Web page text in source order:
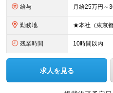
給与
勤務地
残業時間 10時間以内
求人を見る